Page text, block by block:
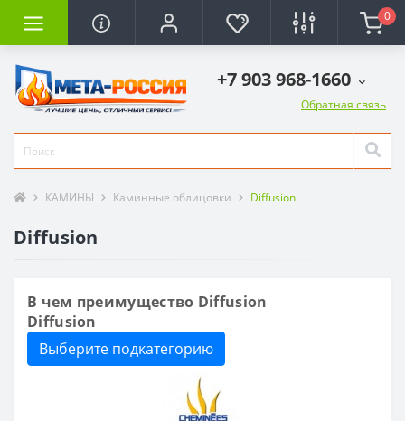
0
+7 903 968-1660
Обратная связь
КАМИНЫ Каминные облицовки Diffusion
Diffusion
В чем преимущество Diffusion
Diffusion
Выберите подкатегорию